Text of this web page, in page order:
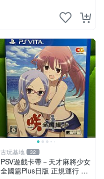
古玩基地 32
PSV遊戲卡帶－天才麻將少女
全國篇Plus日版 正規運行 成